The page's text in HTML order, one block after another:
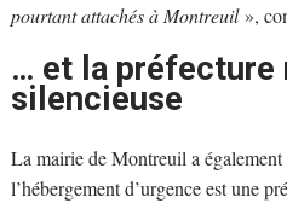
pourtant attachés à Montreuil»,
… et la préfecture
silencieuse
La mairie de Montreuil a également
l’hébergement d’urgence est une